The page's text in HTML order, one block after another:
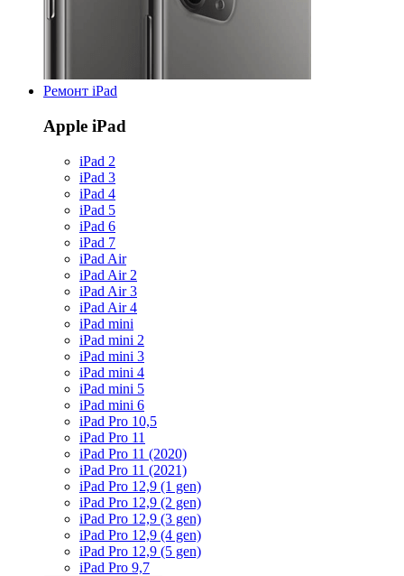
Ремонт iPad
Apple iPad
iPad 2
iPad 3
iPad 4
iPad 5
iPad 6
iPad 7
iPad Air
iPad Air 2
iPad Air 3
iPad Air 4
iPad mini
iPad mini 2
iPad mini 3
iPad mini 4
iPad mini 5
iPad mini 6
iPad Pro 10,5
iPad Pro 11
iPad Pro 11 (2020)
iPad Pro 11 (2021)
iPad Pro 12,9 (1 gen)
iPad Pro 12,9 (2 gen)
iPad Pro 12,9 (3 gen)
iPad Pro 12,9 (4 gen)
iPad Pro 12,9 (5 gen)
iPad Pro 9,7